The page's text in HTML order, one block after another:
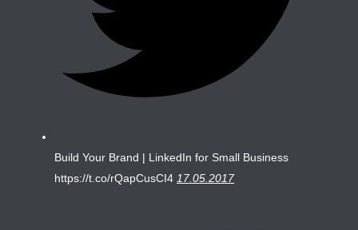
Build Your Brand | LinkedIn for Small Business
https://t.co/rQapCusCI4 17.05.2017